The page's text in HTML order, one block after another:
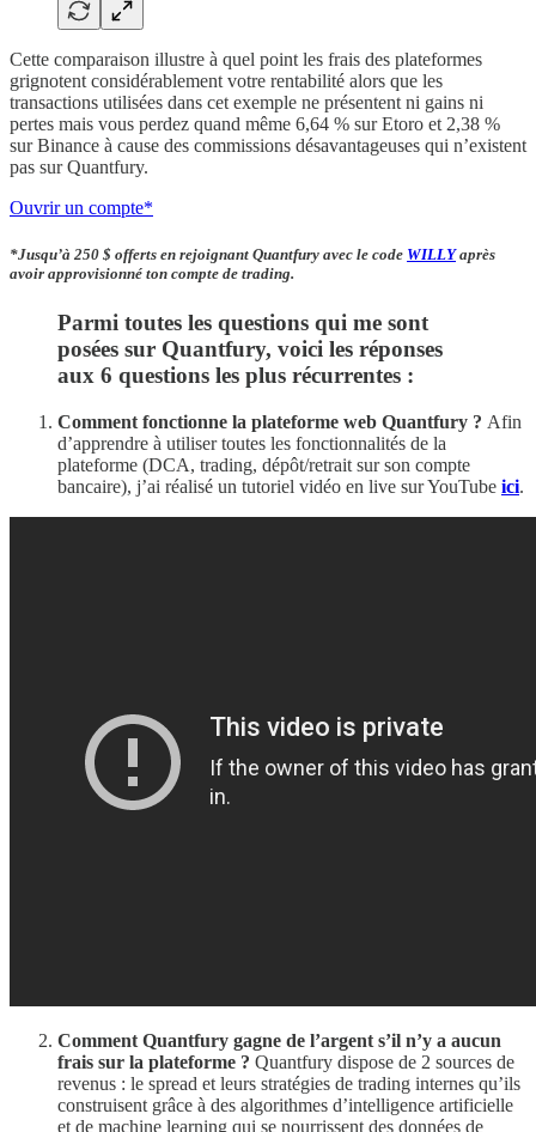
Cette comparaison illustre à quel point les frais des plateformes
grignotent considérablement votre rentabilité alors que les
transactions utilisées dans cet exemple ne présentent ni gains ni
pertes mais vous perdez quand même 6,64 % sur Etoro et 2,38 %
sur Binance à cause des commissions désavantageuses qui n’existent
pas sur Quantfury.
Ouvrir un compte*
*Jusqu’à 250 $ offerts en rejoignant Quantfury avec le code WILLYaprès
avoir approvisionné ton compte de trading.
Parmi toutes les questions qui me sont
posées sur Quantfury, voici les réponses
aux 6 questions les plus récurrentes :
Comment fonctionne la plateforme web Quantfury ? Afin
d’apprendre à utiliser toutes les fonctionnalités de la
plateforme (DCA, trading, dépôt/retrait sur son compte
bancaire), j’ai réalisé un tutoriel vidéo en live sur YouTube ici.
Comment Quantfury gagne de l’argent s’il n’y a aucun
frais sur la plateforme ? Quantfury dispose de 2 sources de
revenus : le spread et leurs stratégies de trading internes qu’ils
construisent grâce à des algorithmes d’intelligence artificielle
et de machine learning qui se nourrissent des données de